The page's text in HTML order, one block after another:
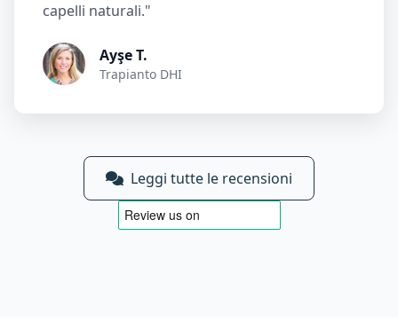
capelli naturali."
Ayşe T.
Trapianto DHI
Leggi tutte le recensioni